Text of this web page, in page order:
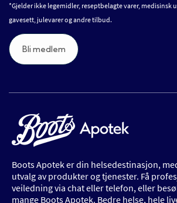
*Gjelder ikke legemidler, reseptbelagte varer, medisinsk
gavesett, julevarer og andre tilbud.
Bli medlem
Boots Apotek er din helsedestinasjon,
utvalg av produkter og tjenester. Få
veiledning via chat eller telefon, eller
mange Boots Apotek. Bedre helse, hele